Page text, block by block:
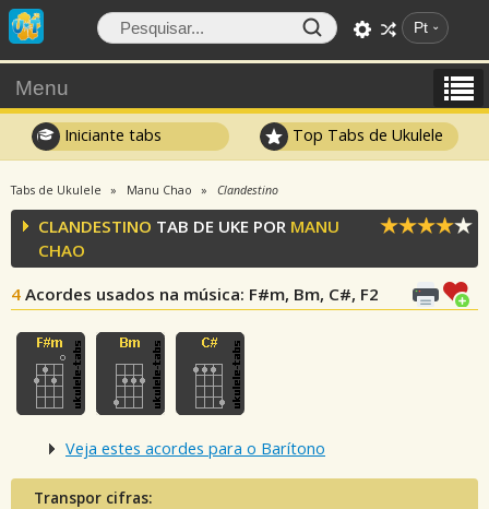
Pt
Menu
Iniciante tabs Top Tabs de Ukulele
Tabs de Ukulele Manu Chao Clandestino
CLANDESTINO TAB DE UKE POR MANU
CHAO
4 Acordes usados na música: F#m, Bm, C#, F2
Veja estes acordes para o Barítono
Transpor cifras: